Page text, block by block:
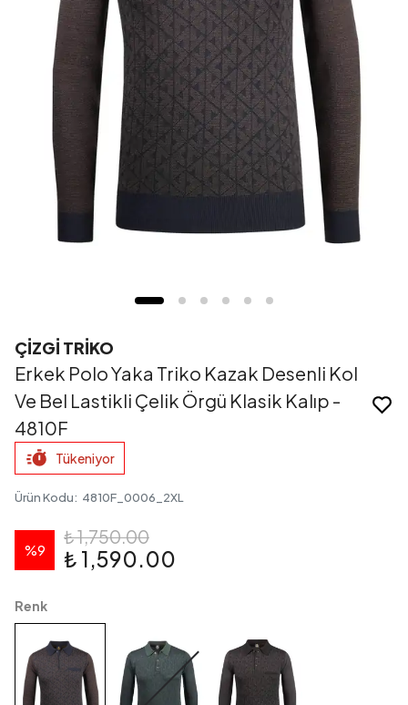
ÇİZGİ TRİKO
Erkek Polo Yaka Triko Kazak Desenli Kol
Ve Bel Lastikli Çelik Örgü Klasik Kalıp -
4810F
Tükeniyor
Ürün Kodu: 4810F_0006_2XL
%9
₺ 1,750.00
₺ 1,590.00
Renk